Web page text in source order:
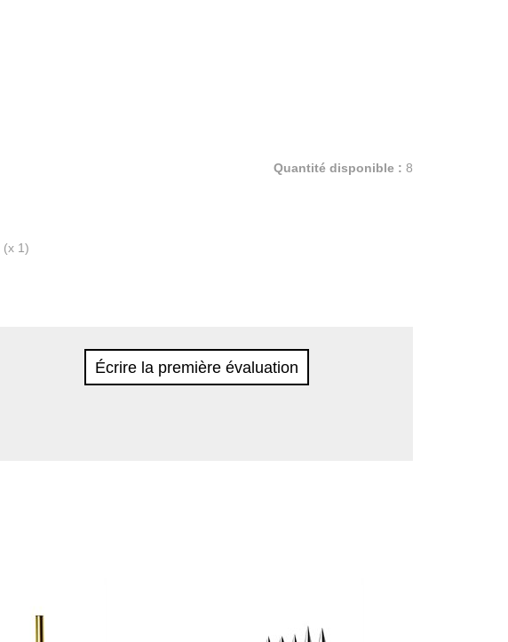
Quantité disponible : 8
(x 1)
Écrire la première évaluation